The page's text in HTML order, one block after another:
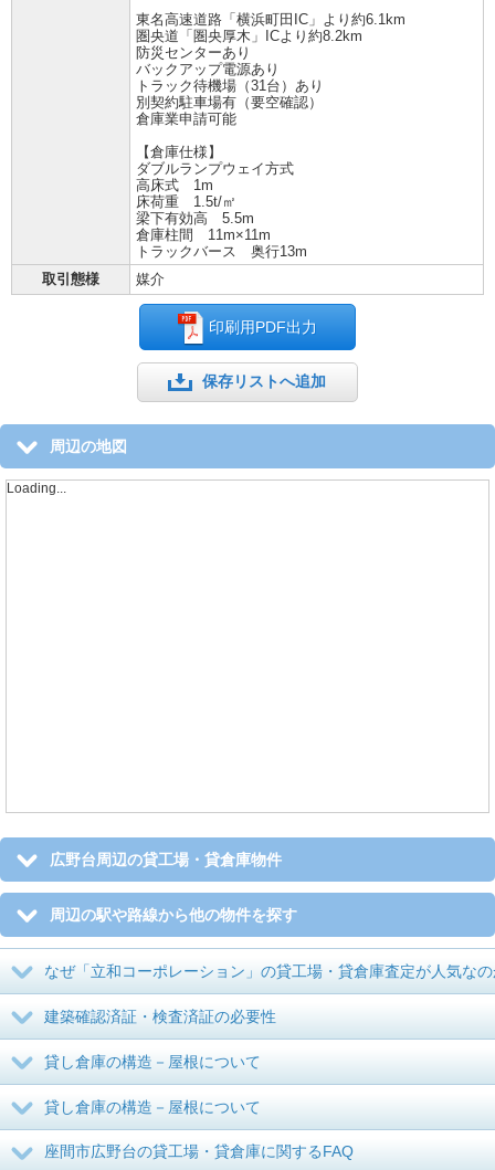
東名高速道路「横浜町田IC」より約6.1km
圏央道「圏央厚木」ICより約8.2km
防災センターあり
バックアップ電源あり
トラック待機場（31台）あり
別契約駐車場有（要空確認）
倉庫業申請可能
【倉庫仕様】
ダブルランプウェイ方式
高床式 1m
床荷重 1.5t/㎡
梁下有効高 5.5m
倉庫柱間 11m×11m
トラックバース 奥行13m
取引態様
媒介
印刷用PDF出力
保存リストへ追加
周辺の地図
Loading...
広野台周辺の貸工場・貸倉庫物件
周辺の駅や路線から他の物件を探す
なぜ「立和コーポレーション」の貸工場・貸倉庫査定が人気な
建築確認済証・検査済証の必要性
貸し倉庫の構造－屋根について
貸し倉庫の構造－屋根について
座間市広野台の貸工場・貸倉庫に関するFAQ